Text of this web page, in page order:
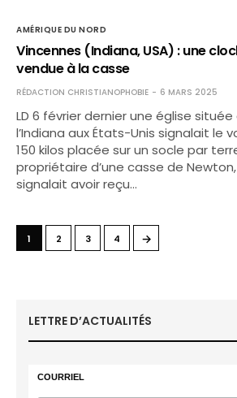
AMÉRIQUE DU NORD
Vincennes (Indiana, USA) : une
vendue à la casse
RÉDACTION CHRISTIANOPHOBIE 6 MARS 2025
LD 6 février dernier une église
l’Indiana aux États-Unis signalait le
150 kilos placée sur un socle par
propriétaire d’une casse de Newton,
signalait avoir reçu…
1 2 3 4 →
LETTRE D’ACTUALITÉS
COURRIEL